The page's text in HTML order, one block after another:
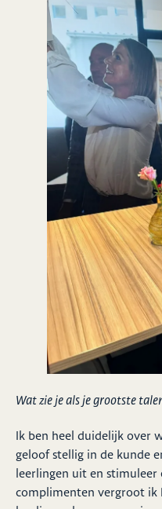
Wat zie je als je grootste
Ik ben heel duidelijk over
geloof stellig in de kunde
leerlingen uit en stimuleer
complimenten vergroot ik